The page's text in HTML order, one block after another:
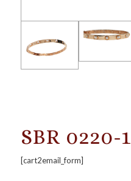
SBR 0220-1
[cart2email_form]